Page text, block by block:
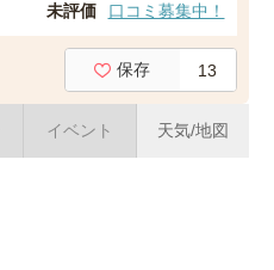
未評価 口コミ募集中！
保存 13
イベント 天気/地図